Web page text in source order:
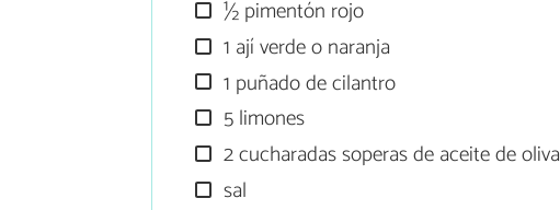
½ pimentón rojo
1 ají verde o naranja
1 puñado de cilantro
5 limones
2 cucharadas soperas de aceite de oliva
sal